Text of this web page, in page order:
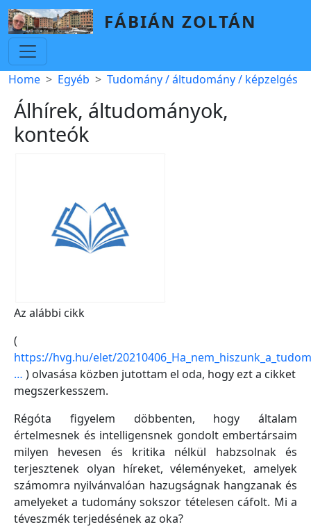
Skip to main content
FÁBIÁN ZOLTÁN
Breadcrumb
Home Egyéb Tudomány / áltudomány / képzelgés
Álhírek, áltudományok,
konteók
Az alábbi cikk
(
https://hvg.hu/elet/
… ) olvasása közben jutottam el oda, hogy ezt a cikket
megszerkesszem.
Régóta figyelem döbbenten, hogy általam
értelmesnek és intelligensnek gondolt embertársaim
milyen hevesen és kritika nélkül habzsolnak és
terjesztenek olyan híreket, véleményeket, amelyek
számomra nyilvánvalóan hazugságnak hangzanak és
amelyeket a tudomány sokszor tételesen cáfolt. Mi a
téveszmék terjedésének az oka?